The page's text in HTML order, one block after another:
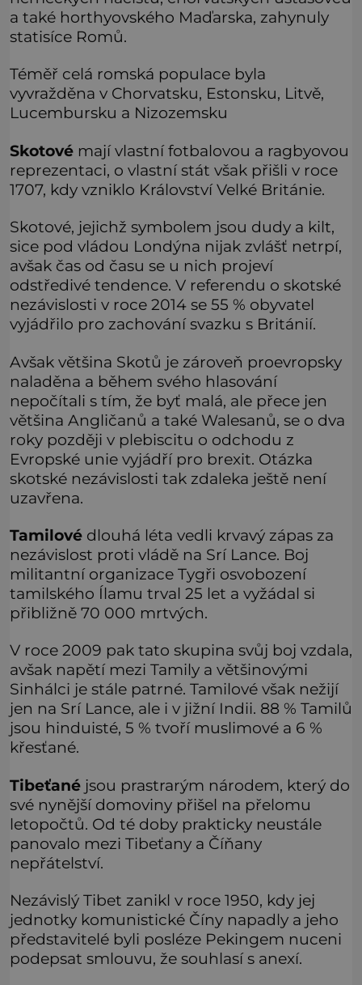
a také horthyovského Maďarska, zahynuly
statisíce Romů.
Téměř celá romská populace byla
vyvražděna v Chorvatsku, Estonsku, Litvě,
Lucembursku a Nizozemsku
Skotové mají vlastní fotbalovou a ragbyovou
reprezentaci, o vlastní stát však přišli v roce
1707, kdy vzniklo Království Velké Británie.
Skotové, jejichž symbolem jsou dudy a kilt,
sice pod vládou Londýna nijak zvlášť netrpí,
avšak čas od času se u nich projeví
odstředivé tendence. V referendu o skotské
nezávislosti v roce 2014 se 55 % obyvatel
vyjádřilo pro zachování svazku s Británií.
Avšak většina Skotů je zároveň proevropsky
naladěna a během svého hlasování
nepočítali s tím, že byť malá, ale přece jen
většina Angličanů a také Walesanů, se o dva
roky později v plebiscitu o odchodu z
Evropské unie vyjádří pro brexit. Otázka
skotské nezávislosti tak zdaleka ještě není
uzavřena.
Tamilové dlouhá léta vedli krvavý zápas za
nezávislost proti vládě na Srí Lance. Boj
militantní organizace Tygři osvobození
tamilského Ílamu trval 25 let a vyžádal si
přibližně 70 000 mrtvých.
V roce 2009 pak tato skupina svůj boj vzdala,
avšak napětí mezi Tamily a většinovými
Sinhálci je stále patrné. Tamilové však nežijí
jen na Srí Lance, ale i v jižní Indii. 88 % Tamilů
jsou hinduisté, 5 % tvoří muslimové a 6 %
křesťané.
Tibeťané jsou prastrarým národem, který do
své nynější domoviny přišel na přelomu
letopočtů. Od té doby prakticky neustále
panovalo mezi Tibeťany a Číňany
nepřátelství.
Nezávislý Tibet zanikl v roce 1950, kdy jej
jednotky komunistické Číny napadly a jeho
představitelé byli posléze Pekingem nuceni
podepsat smlouvu, že souhlasí s anexí.